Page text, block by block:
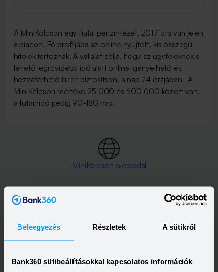
Beleegyezés Részletek A sütikről
Bank360 sütibeállításokkal kapcsolatos információk
A MiniKölcsön egy fiatal pénzintézet, 2017 óta van jelen
a piacon. Fő profiljába az online nyújtott, kis összegű
hitelek tartoznak. A vállalat célja, hogy az ügyfeleknek a
lehető legrövidebb idő alatt online igényelhető és
hozzáférhető hitelt biztosítson, a nap 24 órájában. A
MiniKölcsön mértéke 25 000 és 600 000 között van,
a futamidő pedig 90-180 nap.
MiniKölcsön weboldal
+36 1 889 22 00